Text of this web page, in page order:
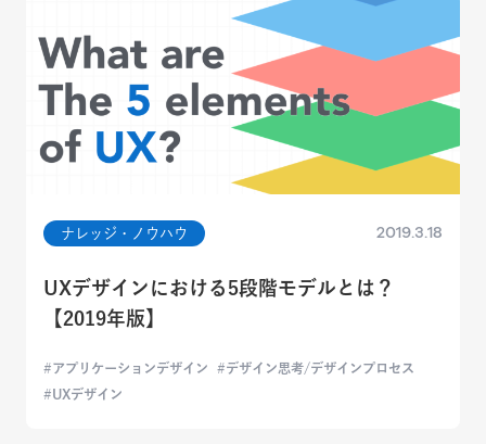
ナレッジ・ノウハウ 2019.3.18
UXデザインにおける5段階モデルとは？
【2019年版】
アプリケーションデザイン
デザイン思考/デザインプロセス
UXデザイン